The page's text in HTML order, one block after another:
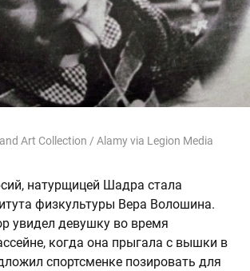
Art Collection / Alamy via Legion Media
натурщицей Шадра стала
физкультуры Вера Волошина.
увидел девушку во время
когда она прыгала с вышки в
спортсменке позировать для